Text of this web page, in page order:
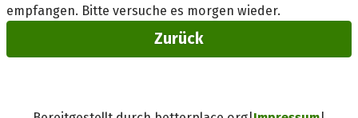
empfangen. Bitte versuche es morgen wieder.
Zurück